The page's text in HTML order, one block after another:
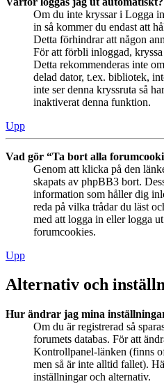
Om du inte kryssar i Logga
in så kommer du endast att
Detta förhindrar att någon
För att förbli inloggad,
Detta rekommenderas inte
delad dator, t.ex. bibliotek,
inte ser denna kryssruta så
inaktiverat denna funktion.
Upp
Vad gör “Ta bort alla
Genom att klicka på den
skapats av phpBB3 bort.
information som håller dig
reda på vilka trådar du läst
med att logga in eller logga
forumcookies.
Upp
Alternativ och
Hur ändrar jag mina
Om du är registrerad så
forumets databas. För att
Kontrollpanel-länken (finns
men så är inte alltid fallet).
inställningar och alternativ.